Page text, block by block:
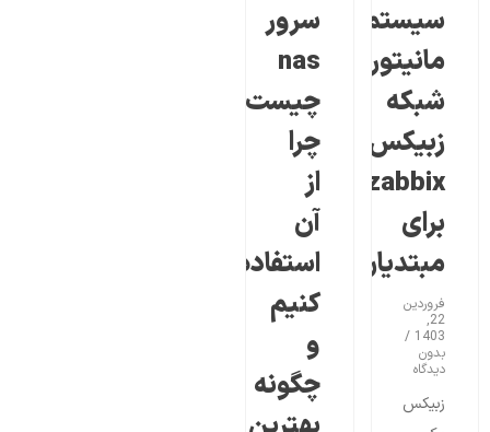
سیستم
مانیتورینگ
شبکه
زبیکس
zabbix
برای
مبتدیان
فروردین
22,
1403
بدون
دیدگاه
زبیکس
سرور
nas
چیست؟
چرا
از
آن
استفاده
کنیم
و
چگونه